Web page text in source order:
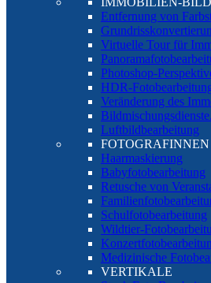
Entfernung von
Virtuelle Tour für
Photoshop-
HDR-
Veränderung des
Bildmischungsdienste.
Luftbildbearbeitung
FOTOGRAFINNEN
Haarmaskierung
Babyfotobearbeitung
Retusche von
Schulfotobearbeitung
Wildtier-
Medizinische
VERTIKALE